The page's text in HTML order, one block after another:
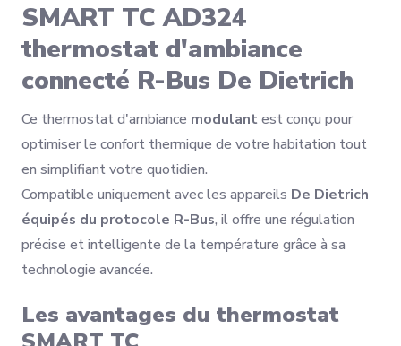
SMART TC AD324
thermostat d'ambiance
connecté R-Bus De Dietrich
Ce thermostat d'ambiance modulantest conçu pour
optimiser le confort thermique de votre habitation tout
en simplifiant votre quotidien.
Compatible uniquement avec les appareils De Dietrich
équipés du protocole R-Bus, il offre une régulation
précise et intelligente de la température grâce à sa
technologie avancée.
Les avantages du thermostat